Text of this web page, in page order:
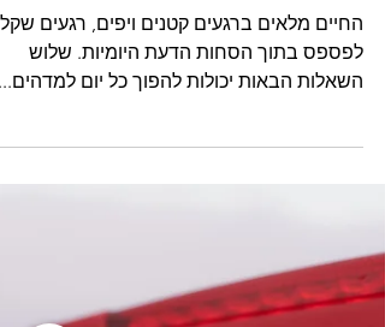
שלוש שאלות להפוך כל יום
החיים מלאים ברגעים קטנים ויפים, רגעים שקל
לפספס בתוך הסחות הדעת היומיות. שלוש